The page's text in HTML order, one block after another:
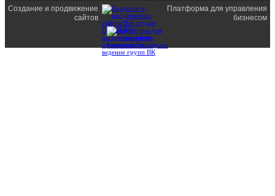
Создание и продвижение
сайтов
Платформа для управления
бизнесом